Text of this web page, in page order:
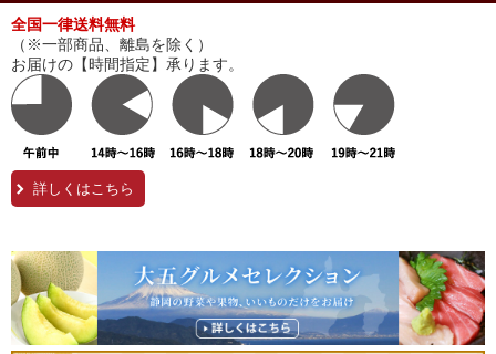
全国一律送料無料
（※一部商品、離島を除く）
お届けの【時間指定】承ります。
詳しくはこちら